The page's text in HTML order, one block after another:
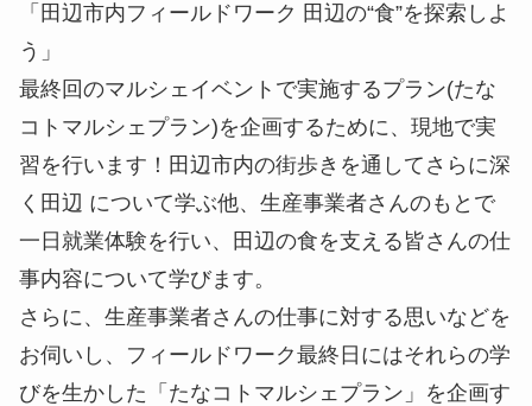
「田辺市内フィールドワーク 田辺の“食”を探索しよ
う」
最終回のマルシェイベントで実施するプラン(たな
コトマルシェプラン)を企画するために、現地で実
習を行います！田辺市内の街歩きを通してさらに深
く田辺 について学ぶ他、生産事業者さんのもとで
一日就業体験を行い、田辺の食を支える皆さんの仕
事内容について学びます。
さらに、生産事業者さんの仕事に対する思いなどを
お伺いし、フィールドワーク最終日にはそれらの学
びを生かした「たなコトマルシェプラン」を企画す